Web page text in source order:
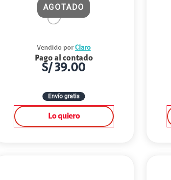
AGOTADO
Vendido por Claro
Pago al contado
S/ 39.00
Envío gratis
Lo quiero